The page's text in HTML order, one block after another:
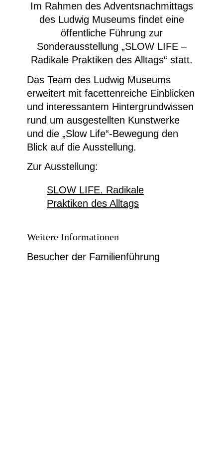
Im Rahmen des Adventsnachmittags
des Ludwig Museums findet eine
öffentliche Führung zur
Sonderausstellung „SLOW LIFE –
Radikale Praktiken des Alltags“ statt.
Das Team des Ludwig Museums
erweitert mit facettenreiche Einblicken
und interessantem Hintergrundwissen
rund um ausgestellten Kunstwerke
und die „Slow Life“-Bewegung den
Blick auf die Ausstellung.
Zur Ausstellung:
SLOW LIFE. Radikale
Praktiken des Alltags
Weitere Informationen
Besucher der Familienführung